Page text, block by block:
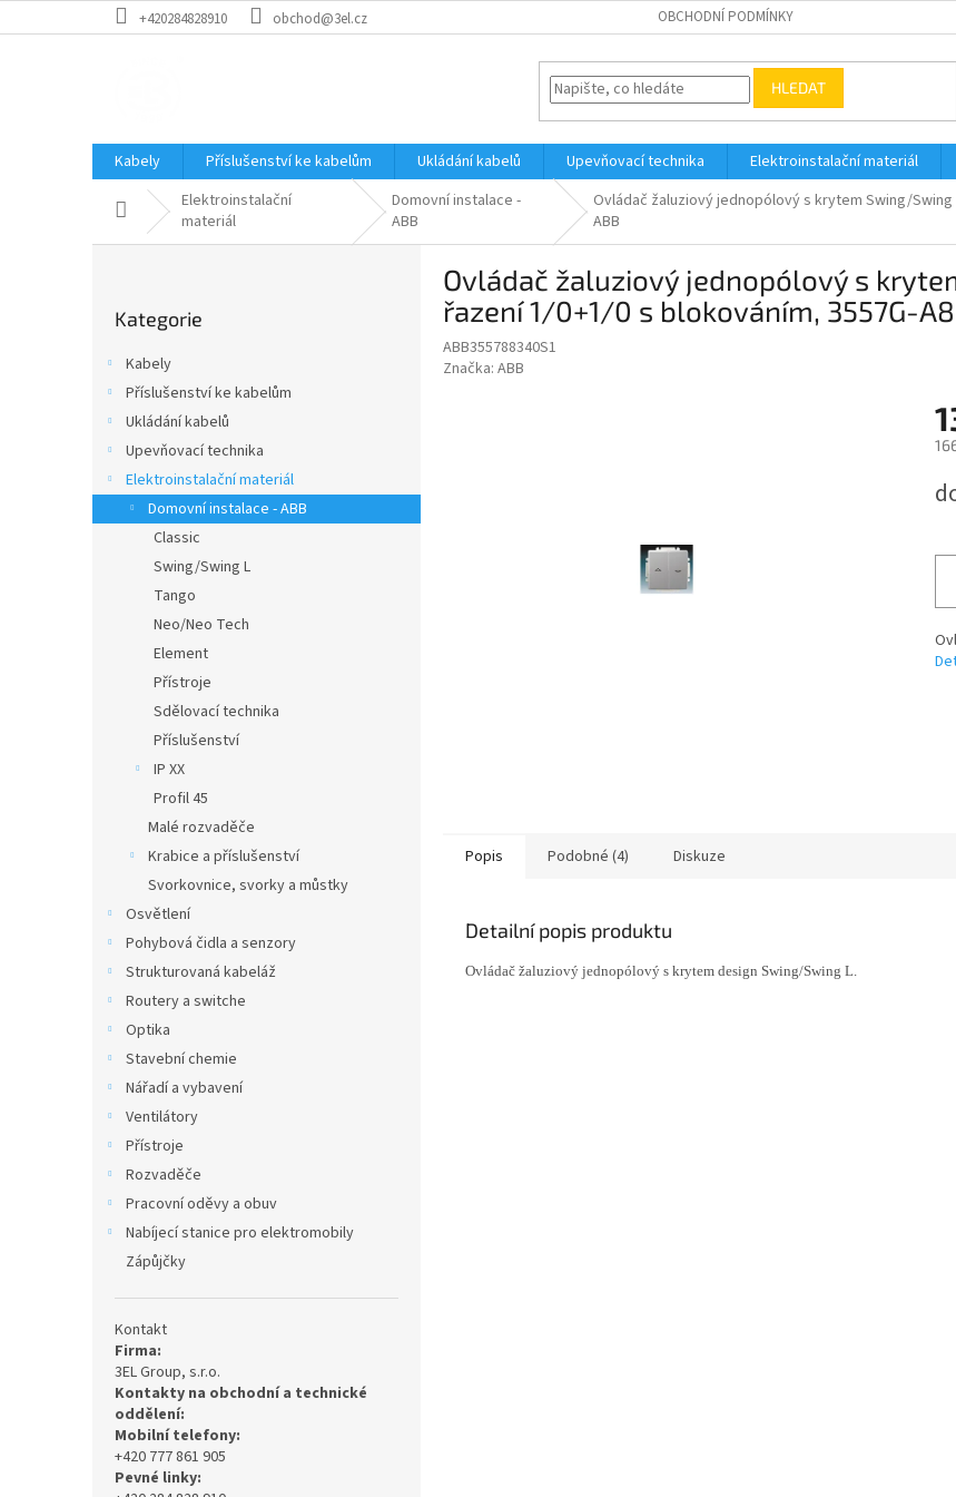
na
+420284828910 obchod@3el.cz OBCHODNÍ PODMÍNKY
HLEDAT
Kabely Příslušenství ke kabelům Ukládání kabelů Upevňovací technika Elektroinstalační materiál
Domů Elektroinstalační
materiál
Domovní instalace -
ABB
Ovládač žaluziový jednopólový s krytem Swing/
ABB
a
n
kategorie
Kategorie
Kabely
Příslušenství ke kabelům
Ukládání kabelů
Upevňovací technika
Elektroinstalační materiál
Domovní instalace - ABB
Classic
Swing/Swing L
Tango
Neo/Neo Tech
Element
Přístroje
Sdělovací technika
Příslušenství
IP XX
Profil 45
Malé rozvaděče
Krabice a příslušenství
Svorkovnice, svorky a můstky
Osvětlení
Pohybová čidla a senzory
Strukturovaná kabeláž
Routery a switche
Optika
Stavební chemie
Nářadí a vybavení
Ventilátory
Přístroje
Rozvaděče
Pracovní oděvy a obuv
Nabíjecí stanice pro elektromobily
Zápůjčky
Kontakt
Firma:
3EL Group, s.r.o.
Kontakty na obchodní a technické
oddělení:
Mobilní telefony:
+420 777 861 905
Pevné linky:
Ovládač žaluziový jednopólový s
řazení 1/0+1/0 s blokováním, 3557G-
ABB355788340S1
Značka: ABB
Popis Podobné (4) Diskuze
Detailní popis produktu
Ovládač žaluziový jednopólový s krytem design Swing/Swing L.